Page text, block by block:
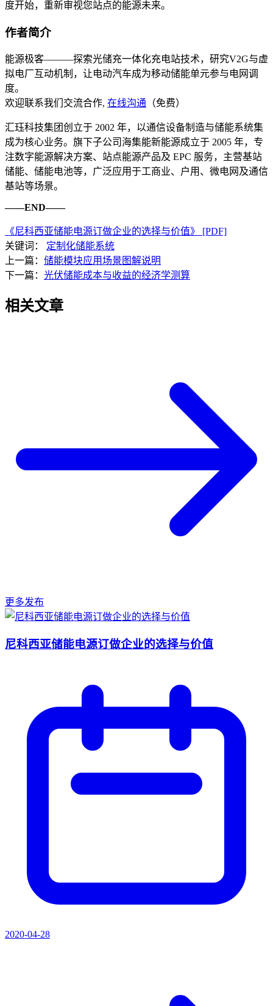
度开始，重新审视您站点的能源未来。
作者简介
能源极客———探索光储充一体化充电站技术，研究V2G与虚
拟电厂互动机制，让电动汽车成为移动储能单元参与电网调
度。
欢迎联系我们交流合作, 在线沟通 （免费）
汇珏科技集团创立于 2002 年，以通信设备制造与储能系统集
成为核心业务。旗下子公司海集能新能源成立于 2005 年，专
注数字能源解决方案、站点能源产品及 EPC 服务，主营基站
储能、储能电池等，广泛应用于工商业、户用、微电网及通信
基站等场景。
——END——
《尼科西亚储能电源订做企业的选择与价值》 [PDF]
关键词： 定制化储能系统
上一篇： 储能模块应用场景图解说明
下一篇： 光伏储能成本与收益的经济学测算
相关文章
更多发布
尼科西亚储能电源订做企业的选择与价值
2020-04-28